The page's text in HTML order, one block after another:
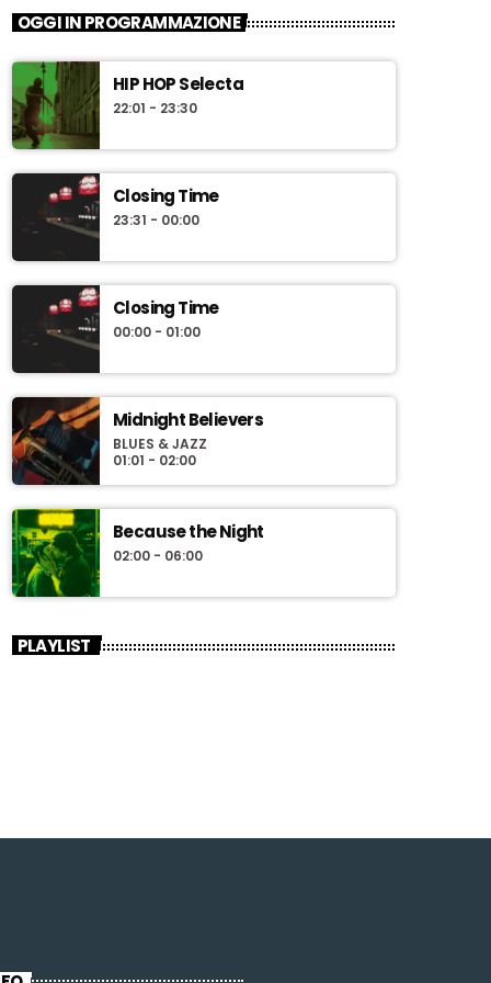
Freepass
listening and rock revolution
“Freepass”, è la trasmissione musicale a cura
di Simone Degl’Innocenti, speaker e dj dalla
lunga esperienza radiofonica. Ogni venerdì alla
listening and rock revolution.
OGGI IN PROGRAMMAZIONE
HIP HOP Selecta
22:01 - 23:30
Closing Time
23:31 - 00:00
Closing Time
00:00 - 01:00
Midnight Believers
BLUES & JAZZ
01:01 - 02:00
Because the Night
02:00 - 06:00
PLAYLIST